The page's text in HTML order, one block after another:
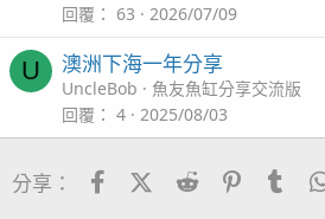
2025/3/15海水缸記錄
上傳了
回覆
63 2026/07/09
U 澳洲下海一年分享
UncleBob
魚友魚缸分享交流版
回覆
4 2025/08/03
分享： FacebookX (Twitter)
Reddit